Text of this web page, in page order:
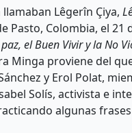
Lêgerîn Çiya,
Pasto, Colombia, el
el Buen Vivir y la No
Minga proviene del
y Erol Polat,
Solís, activista e
algunas